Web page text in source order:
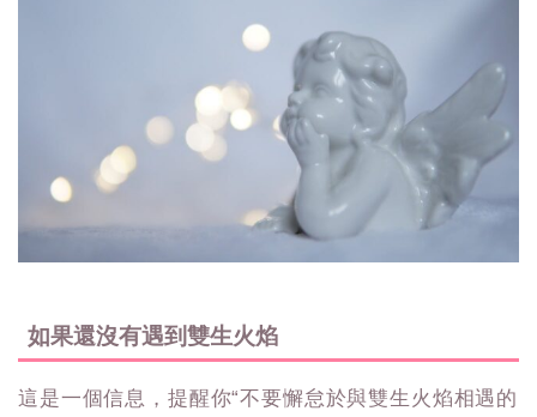
如果還沒有遇到雙生火焰
這是一個信息，提醒你“不要懈怠於與雙生火焰相遇的